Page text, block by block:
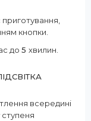
кнопки.
до 5 хвилин.
всередині